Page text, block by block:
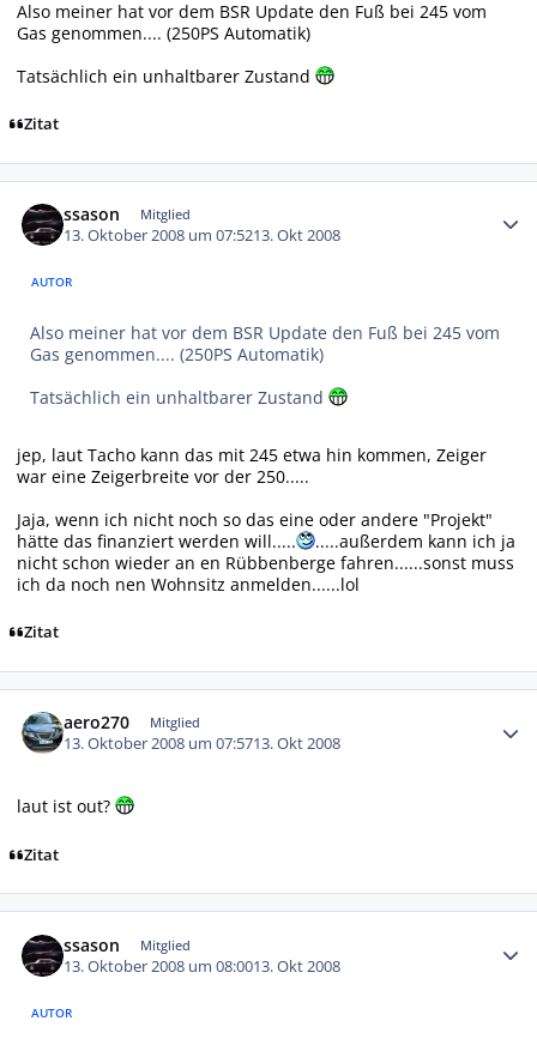
Also meiner hat vor dem BSR Update den Fuß bei 245 vom
Gas genommen.... (250PS Automatik)
Tatsächlich ein unhaltbarer Zustand
Zitat
ssason Mitglied
13. Oktober 2008 um 07:5213. Okt 2008
AUTOR
Also meiner hat vor dem BSR Update den Fuß bei 245 vom
Gas genommen.... (250PS Automatik)
Tatsächlich ein unhaltbarer Zustand
jep, laut Tacho kann das mit 245 etwa hin kommen, Zeiger
war eine Zeigerbreite vor der 250.....
Jaja, wenn ich nicht noch so das eine oder andere "Projekt"
hätte das finanziert werden will.....
.....außerdem kann ich ja
nicht schon wieder an en Rübbenberge fahren......sonst muss
ich da noch nen Wohnsitz anmelden......lol
Zitat
aero270 Mitglied
13. Oktober 2008 um 07:5713. Okt 2008
laut ist out?
Zitat
ssason Mitglied
13. Oktober 2008 um 08:0013. Okt 2008
AUTOR